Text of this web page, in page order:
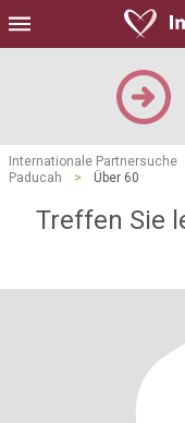
Internationale Partnersuche
Paducah
> Über 60
Treffen Sie